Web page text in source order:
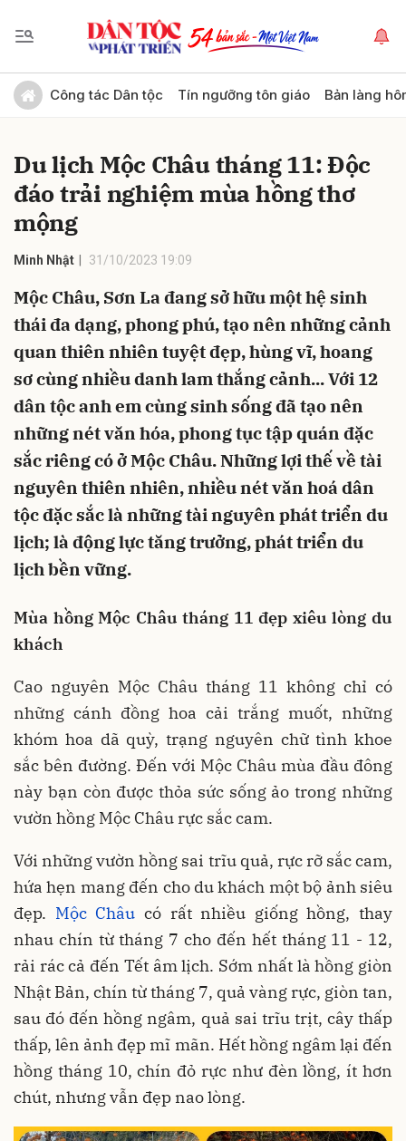
Công tác Dân tộc Tín ngưỡng tôn giáo Bản làng
Du lịch Mộc Châu tháng 11: Độc
đáo trải nghiệm mùa hồng thơ
mộng
Minh Nhật 31/10/2023 19:09
Mộc Châu, Sơn La đang sở hữu một hệ sinh
thái đa dạng, phong phú, tạo nên những cảnh
quan thiên nhiên tuyệt đẹp, hùng vĩ, hoang
sơ cùng nhiều danh lam thắng cảnh... Với 12
dân tộc anh em cùng sinh sống đã tạo nên
những nét văn hóa, phong tục tập quán đặc
sắc riêng có ở Mộc Châu. Những lợi thế về tài
nguyên thiên nhiên, nhiều nét văn hoá dân
tộc đặc sắc là những tài nguyên phát triển du
lịch; là động lực tăng trưởng, phát triển du
lịch bền vững.
Mùa hồng Mộc Châu tháng 11 đẹp xiêu lòng du
khách
Cao nguyên Mộc Châu tháng 11 không chỉ có
những cánh đồng hoa cải trắng muốt, những
khóm hoa dã quỳ, trạng nguyên chữ tình khoe
sắc bên đường. Đến với Mộc Châu mùa đầu đông
này bạn còn được thỏa sức sống ảo trong những
vườn hồng Mộc Châu rực sắc cam.
Với những vườn hồng sai trĩu quả, rực rỡ sắc cam,
hứa hẹn mang đến cho du khách một bộ ảnh siêu
đẹp. Mộc Châu có rất nhiều giống hồng, thay
nhau chín từ tháng 7 cho đến hết tháng 11 - 12,
rải rác cả đến Tết âm lịch. Sớm nhất là hồng giòn
Nhật Bản, chín từ tháng 7, quả vàng rực, giòn tan,
sau đó đến hồng ngâm, quả sai trĩu trịt, cây thấp
thấp, lên ảnh đẹp mĩ mãn. Hết hồng ngâm lại đến
hồng tháng 10, chín đỏ rực như đèn lồng, ít hơn
chút, nhưng vẫn đẹp nao lòng.
Gửi bình luận